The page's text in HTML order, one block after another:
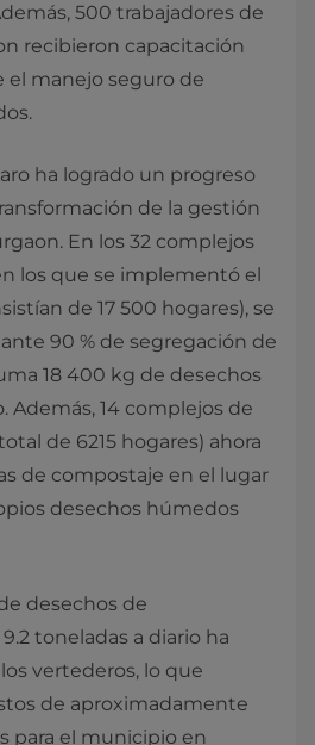
500 trabajadores de
recibieron capacitación
el manejo seguro de
ha logrado un progreso
de la gestión
En los 32 complejos
los que se implementó el
de 17 500 hogares), se
90 % de segregación de
18 400 kg de desechos
Además, 14 complejos de
de 6215 hogares) ahora
de compostaje en el lugar
desechos húmedos
desechos de
toneladas a diario ha
vertederos, lo que
de aproximadamente
para el municipio en